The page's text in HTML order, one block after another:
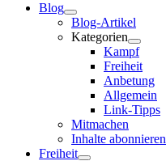
Blog
Blog-Artikel
Kategorien
Kampf
Freiheit
Anbetung
Allgemein
Link-Tipps
Mitmachen
Inhalte abonnieren
Freiheit